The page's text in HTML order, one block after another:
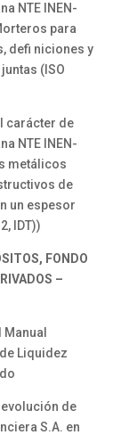
NTE INEN-
para
defi niciones y
(ISO
carácter de
NTE INEN-
metálicos
de
un espesor
IDT))
FONDO
–
Liquidez
de
S.A. en